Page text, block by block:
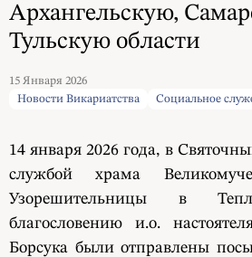
Архангельскую,
Тульскую области
15 Января 2026
Новости Викариатства
Социальное
14 января 2026 года, в
службой храма
Узорешительницы в
благословению и.о.
Борсука были отправлены